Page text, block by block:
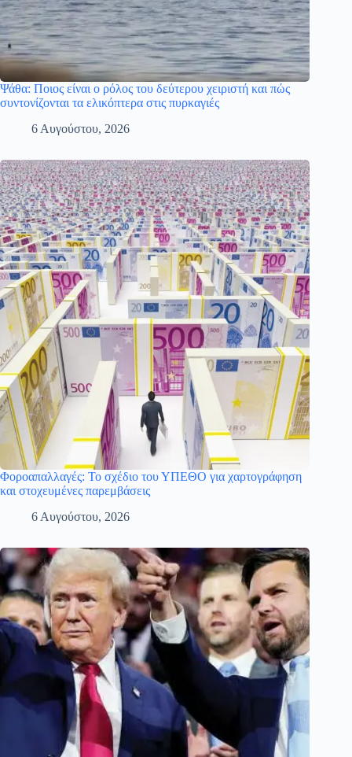
Ψάθα: Ποιος είναι ο ρόλος του δεύτερου χειριστή και πώς
συντονίζονται τα ελικόπτερα στις πυρκαγιές
6 Αυγούστου, 2026
Φοροαπαλλαγές: Το σχέδιο του ΥΠΕΘΟ για χαρτογράφηση
και στοχευμένες παρεμβάσεις
6 Αυγούστου, 2026